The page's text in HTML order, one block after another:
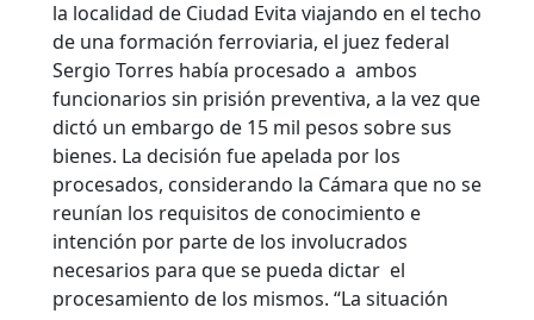
la localidad de Ciudad Evita viajando en el techo
de una formación ferroviaria, el juez federal
Sergio Torres había procesado a ambos
funcionarios sin prisión preventiva, a la vez que
dictó un embargo de 15 mil pesos sobre sus
bienes. La decisión fue apelada por los
procesados, considerando la Cámara que no se
reunían los requisitos de conocimiento e
intención por parte de los involucrados
necesarios para que se pueda dictar el
procesamiento de los mismos. “La situación